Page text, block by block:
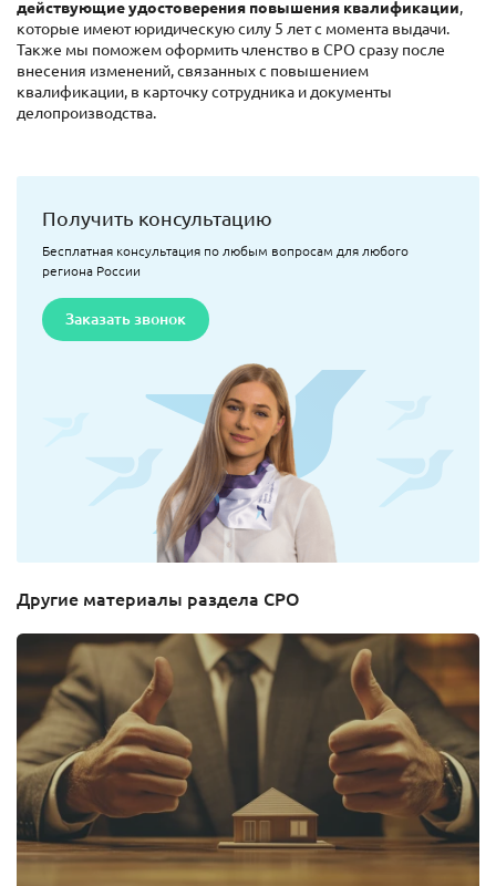
действующие удостоверения повышения квалификации,
которые имеют юридическую силу 5 лет с момента выдачи.
Также мы поможем оформить членство в СРО сразу после
внесения изменений, связанных с повышением
квалификации, в карточку сотрудника и документы
делопроизводства.
Получить консультацию
Бесплатная консультация по любым вопросам для любого
региона России
Заказать звонок
Другие материалы раздела СРО